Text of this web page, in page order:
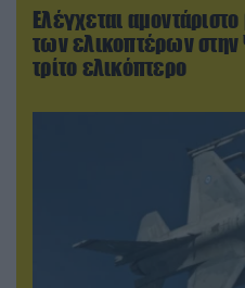
Ελέγχεται
των ελικοπτέρων στην
τρίτο ελικόπτερο